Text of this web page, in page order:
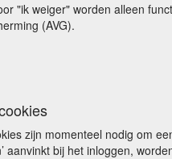
"ik weiger" worden alleen
(AVG).
zijn momenteel nodig om
aanvinkt bij het inloggen,